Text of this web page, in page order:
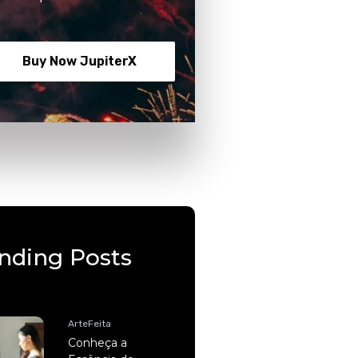
Buy Now JupiterX
Posts
ArteFeita
Conheça a